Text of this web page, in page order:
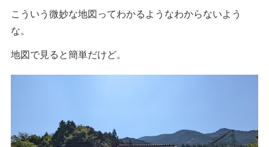
こういう微妙な地図ってわかるようなわからないよう
な。
地図で見ると簡単だけど。